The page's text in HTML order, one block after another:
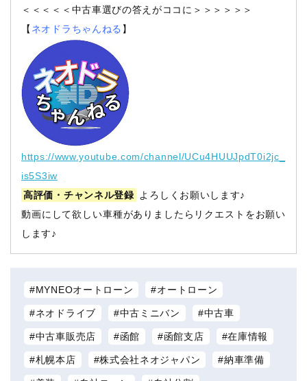
＜＜＜＜＜中古車選びの答えがココに＞＞＞＞＞＞
【 ネオドラちゃんねる 】
https://www.youtube.com/channel/UCu4HUUJpdT0i2jc_
is5S3iw
高評価・チャンネル登録
よろしくお願いします♪
動画にして欲しい車種がありましたらリクエストをお願い
します♪
MYNEOオートローン オートローン
ネオドライブ 中古ミニバン 中古車
中古車販売店 函館 函館支店 在庫情報
札幌本店 株式会社ネオジャパン 納車準備